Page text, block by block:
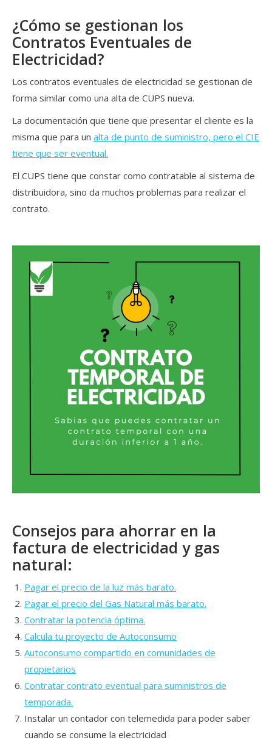
¿Cómo se gestionan los
Contratos Eventuales de
Electricidad?
Los contratos eventuales de electricidad se gestionan de
forma similar como una alta de CUPS nueva.
La documentación que tiene que presentar el cliente es la
misma que para un alta de punto de suministro, pero el CIE
tiene que ser eventual.
El CUPS tiene que constar como contratable al sistema de
distribuidora, sino da muchos problemas para realizar el
contrato.
Consejos para ahorrar en la
factura de electricidad y gas
natural:
Pagar el precio de la luz más barato.
Pagar el precio del Gas Natural más barato.
Contratar la potencia óptima.
Calcula tu proyecto de Autoconsumo
Autoconsumo compartido en comunidades de
propietarios
Contratar contrato eventual para suministros de
temporada.
Instalar un contador con telemedida para poder saber
cuando se consume la electricidad